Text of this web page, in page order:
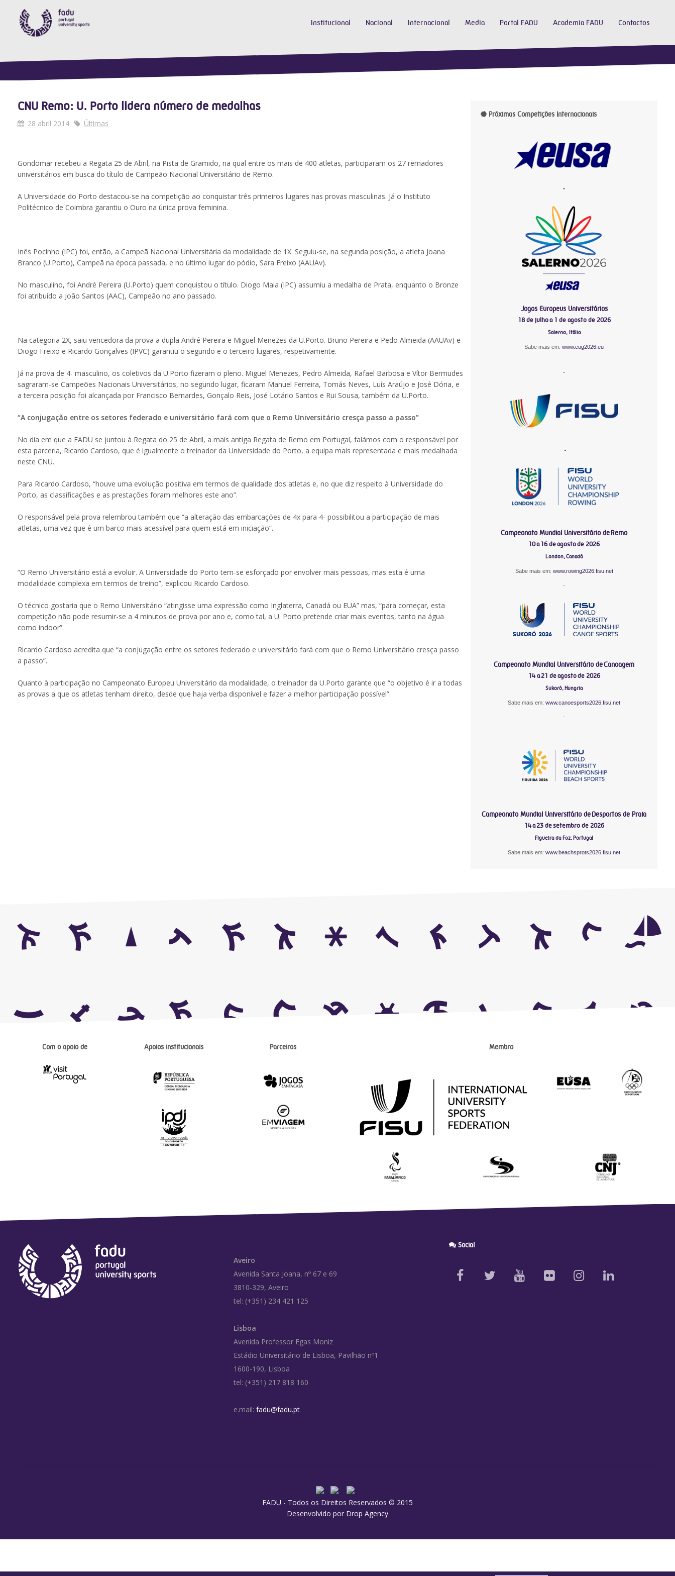
Institucional Nacional Internacional Media Portal FADU Academia FADU Contactos
CNU Remo: U. Porto lidera número de medalhas
28 abril 2014 Últimas
Gondomar recebeu a Regata 25 de Abril, na Pista de Gramido, na qual entre os mais de 400 atletas, participaram os 27 remadores
universitários em busca do título de Campeão Nacional Universitário de Remo.
A Universidade do Porto destacou-se na competição ao conquistar três primeiros lugares nas provas masculinas. Já o Instituto
Politécnico de Coimbra garantiu o Ouro na única prova feminina.
Inês Pocinho (IPC) foi, então, a Campeã Nacional Universitária da modalidade de 1X. Seguiu-se, na segunda posição, a atleta Joana
Branco (U.Porto), Campeã na época passada, e no último lugar do pódio, Sara Freixo (AAUAv).
No masculino, foi André Pereira (U.Porto) quem conquistou o título. Diogo Maia (IPC) assumiu a medalha de Prata, enquanto o Bronze
foi atribuído a João Santos (AAC), Campeão no ano passado.
Na categoria 2X, saiu vencedora da prova a dupla André Pereira e Miguel Menezes da U.Porto. Bruno Pereira e Pedo Almeida (AAUAv) e
Diogo Freixo e Ricardo Gonçalves (IPVC) garantiu o segundo e o terceiro lugares, respetivamente.
Já na prova de 4- masculino, os coletivos da U.Porto fizeram o pleno. Miguel Menezes, Pedro Almeida, Rafael Barbosa e Vítor Bermudes
sagraram-se Campeões Nacionais Universitários, no segundo lugar, ficaram Manuel Ferreira, Tomás Neves, Luís Araújo e José Dória, e
a terceira posição foi alcançada por Francisco Bernardes, Gonçalo Reis, José Lotário Santos e Rui Sousa, também da U.Porto.
“A conjugação entre os setores federado e universitário fará com que o Remo Universitário cresça passo a passo”
No dia em que a FADU se juntou à Regata do 25 de Abril, a mais antiga Regata de Remo em Portugal, falámos com o responsável por
esta parceria, Ricardo Cardoso, que é igualmente o treinador da Universidade do Porto, a equipa mais representada e mais medalhada
neste CNU.
Para Ricardo Cardoso, “houve uma evolução positiva em termos de qualidade dos atletas e, no que diz respeito à Universidade do
Porto, as classificações e as prestações foram melhores este ano”.
O responsável pela prova relembrou também que “a alteração das embarcações de 4x para 4- possibilitou a participação de mais
atletas, uma vez que é um barco mais acessível para quem está em iniciação”.
“O Remo Universitário está a evoluir. A Universidade do Porto tem-se esforçado por envolver mais pessoas, mas esta é uma
modalidade complexa em termos de treino”, explicou Ricardo Cardoso.
O técnico gostaria que o Remo Universitário “atingisse uma expressão como Inglaterra, Canadá ou EUA” mas, “para começar, esta
competição não pode resumir-se a 4 minutos de prova por ano e, como tal, a U. Porto pretende criar mais eventos, tanto na água
como indoor”.
Ricardo Cardoso acredita que “a conjugação entre os setores federado e universitário fará com que o Remo Universitário cresça passo
a passo”.
Quanto à participação no Campeonato Europeu Universitário da modalidade, o treinador da U.Porto garante que “o objetivo é ir a todas
as provas a que os atletas tenham direito, desde que haja verba disponível e fazer a melhor participação possível”.
Próximas Competições Internacionais
-
Jogos Europeus Universitários
18 de julho a 1 de agosto de 2026
Salerno, Itália
Sabe mais em:www.eug2026.eu
-
-
Campeonato Mundial Universitário de Remo
10 a 16 de agosto de 2026
London, Canadá
Sabe mais em: www.rowing2026.fisu.net
-
Campeonato Mundial Universitário de Canoagem
14 a 21 de agosto de 2026
Sukoró, Hungria
Sabe mais em:www.canoesports2026.fisu.net
-
Campeonato Mundial Universitário de Desportos de Praia
14 a 23 de setembro de 2026
Figueira da Foz, Portugal
Sabe mais em:www.beachsprots2026.fisu.net
Com o apoio de Apoios institucionais Parceiros Membro
Aveiro
Avenida Santa Joana, nº 67 e 69
3810-329, Aveiro
tel: (+351) 234 421 125
Lisboa
Avenida Professor Egas Moniz
Estádio Universitário de Lisboa, Pavilhão nº1
1600-190, Lisboa
tel: (+351) 217 818 160
e.mail: fadu@fadu.pt
Social
FADU - Todos os Direitos Reservados © 2015
Desenvolvido por Drop Agency